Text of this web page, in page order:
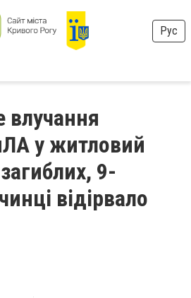
Рус
влучання
у житловий
9-
відірвало